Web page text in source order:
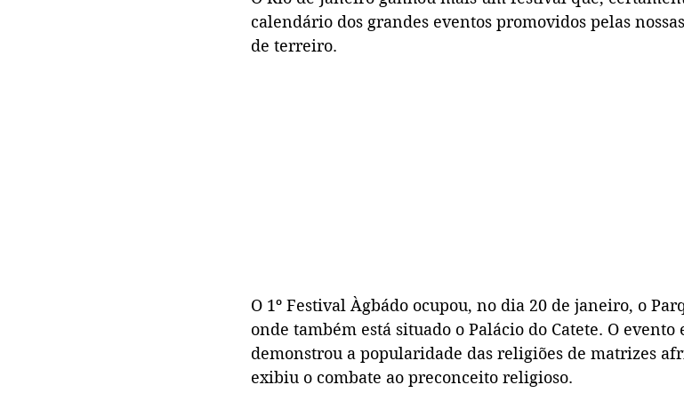
calendário dos grandes eventos promovidos pelas
de terreiro.
O 1º Festival Àgbádo ocupou, no dia 20 de janeiro, o
onde também está situado o Palácio do Catete. O evento
demonstrou a popularidade das religiões de matrizes
exibiu o combate ao preconceito religioso.